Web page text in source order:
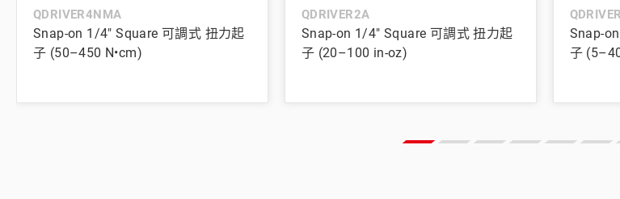
QDRIVER4NMA
Snap-on 1/4" Square 可調式 扭力起
子 (50–450 N•cm)
QDRIVER2A
Snap-on 1/4" Square 可調式 扭力起
子 (20–100 in-oz)
Snap-
子